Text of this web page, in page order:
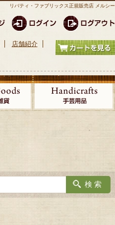
リバティ・ファブリックス正規販売店 メルシー
店舗紹介